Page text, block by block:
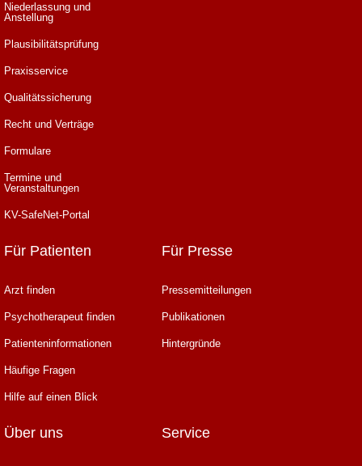
Niederlassung und
Anstellung
Plausibilitätsprüfung
Praxisservice
Qualitätssicherung
Recht und Verträge
Formulare
Termine und
Veranstaltungen
KV-SafeNet-Portal
Für Patienten
Arzt finden
Psychotherapeut finden
Patienteninformationen
Häufige Fragen
Hilfe auf einen Blick
Für Presse
Pressemitteilungen
Publikationen
Hintergründe
Über uns Service